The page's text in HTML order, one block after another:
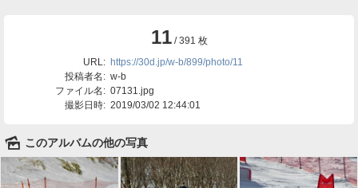
11 / 391 枚
URL: https://30d.jp/w-b/899/photo/11
投稿者名: w-b
ファイル名: 07131.jpg
撮影日時: 2019/03/02 12:44:01
🌄 このアルバムの他の写真